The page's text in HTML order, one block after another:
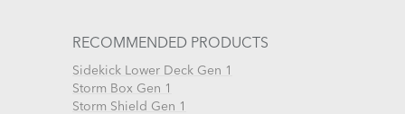
RECOMMENDED PRODUCTS
Sidekick Lower Deck Gen 1
Storm Box Gen 1
Storm Shield Gen 1